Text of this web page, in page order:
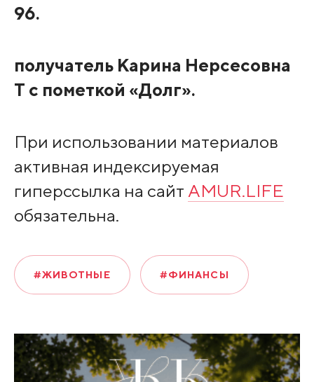
96.
получатель Карина Нерсесовна
Т с пометкой «Долг».
При использовании материалов
активная индексируемая
гиперссылка на сайт AMUR.LIFE
обязательна.
#ЖИВОТНЫЕ #ФИНАНСЫ